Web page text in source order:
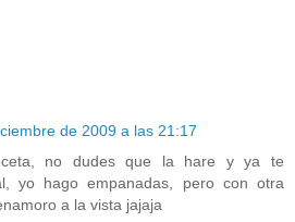
de 2009 a las 21:17
no dudes que la hare y ya te
yo hago empanadas, pero con otra
a la vista jajaja